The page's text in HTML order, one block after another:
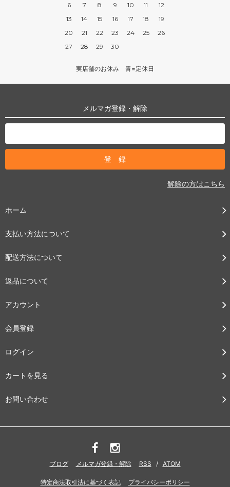
6
7 8 9 10 11
12
13
14 15 16 17 18
19
20
21 22 23 24 25
26
27
28 29 30
実店舗のお休み 青=定休日
メルマガ登録・解除
解除の方はこちら
ホーム
支払い方法について
配送方法について
返品について
アカウント
会員登録
ログイン
カートを見る
お問い合わせ
ブログ メルマガ登録・解除 RSS / ATOM
特定商法取引法に基づく表記 プライバシーポリシー